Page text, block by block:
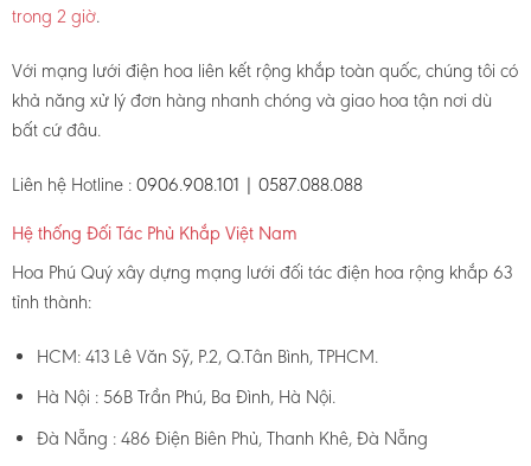
trong 2 giờ.
Với mạng lưới điện hoa liên kết rộng khắp toàn quốc, chúng tôi có
khả năng xử lý đơn hàng nhanh chóng và giao hoa tận nơi dù
bất cứ đâu.
Liên hệ Hotline : 0906.908.101 | 0587.088.088
Hệ thống Đối Tác Phủ Khắp Việt Nam
Hoa Phú Quý xây dựng mạng lưới đối tác điện hoa rộng khắp 63
tỉnh thành:
HCM: 413 Lê Văn Sỹ, P.2, Q.Tân Bình, TPHCM.
Hà Nội : 56B Trần Phú, Ba Đình, Hà Nội.
Đà Nẵng : 486 Điện Biên Phủ, Thanh Khê, Đà Nẵng